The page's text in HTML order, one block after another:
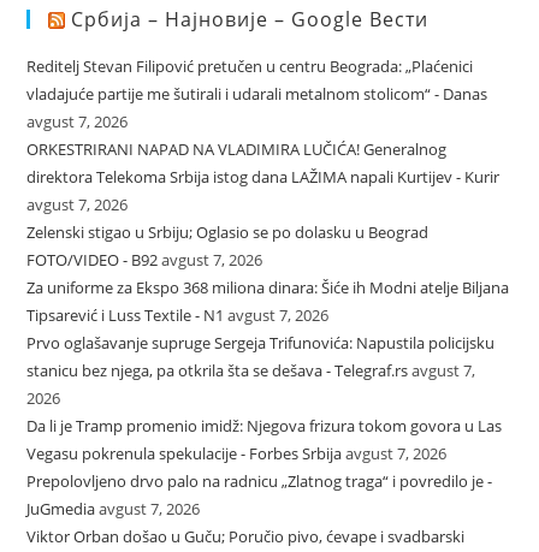
Србија – Најновије – Google Вести
Reditelj Stevan Filipović pretučen u centru Beograda: „Plaćenici
vladajuće partije me šutirali i udarali metalnom stolicom“ - Danas
avgust 7, 2026
ORKESTRIRANI NAPAD NA VLADIMIRA LUČIĆA! Generalnog
direktora Telekoma Srbija istog dana LAŽIMA napali Kurtijev - Kurir
avgust 7, 2026
Zelenski stigao u Srbiju; Oglasio se po dolasku u Beograd
FOTO/VIDEO - B92avgust 7, 2026
Za uniforme za Ekspo 368 miliona dinara: Šiće ih Modni atelje Biljana
Tipsarević i Luss Textile - N1 avgust 7, 2026
Prvo oglašavanje supruge Sergeja Trifunovića: Napustila policijsku
stanicu bez njega, pa otkrila šta se dešava - Telegraf.rsavgust 7,
2026
Da li je Tramp promenio imidž: Njegova frizura tokom govora u Las
Vegasu pokrenula spekulacije - Forbes Srbijaavgust 7, 2026
Prepolovljeno drvo palo na radnicu „Zlatnog traga“ i povredilo je -
JuGmediaavgust 7, 2026
Viktor Orban došao u Guču; Poručio pivo, ćevape i svadbarski